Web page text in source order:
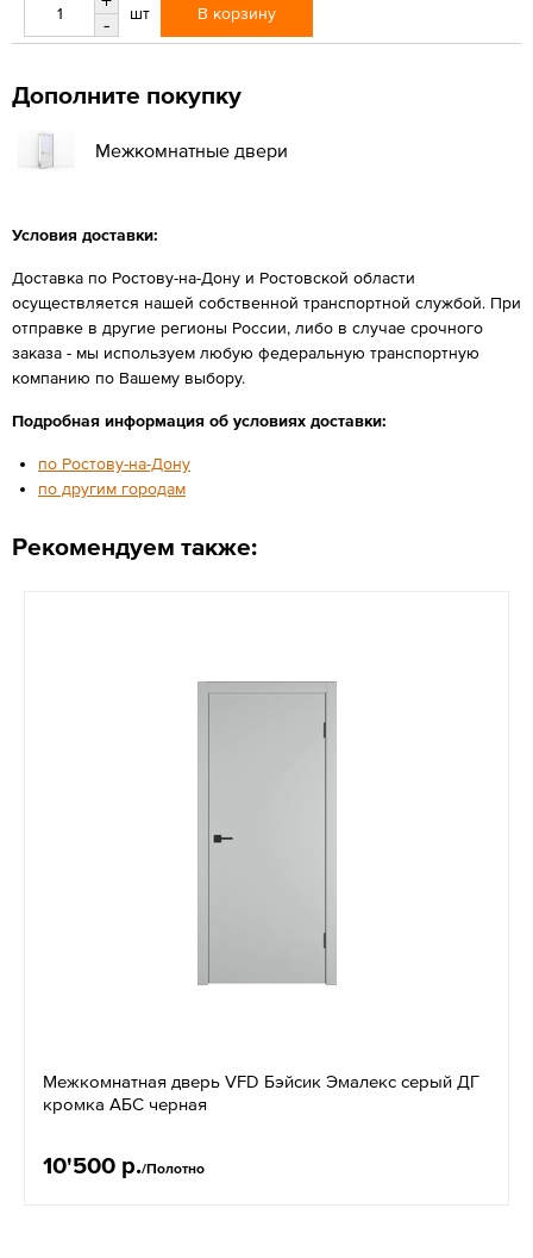
-
шт В корзину
Дополните покупку
Межкомнатные двери
Условия доставки:
Доставка по Ростову-на-Дону и Ростовской области
осуществляется нашей собственной транспортной службой. При
отправке в другие регионы России, либо в случае срочного
заказа - мы используем любую федеральную транспортную
компанию по Вашему выбору.
Подробная информация об условиях доставки:
по Ростову-на-Дону
по другим городам
Рекомендуем также:
Межкомнатная дверь VFD Бэйсик Эмалекс серый ДГ
кромка АБС черная
10'500 р./Полотно